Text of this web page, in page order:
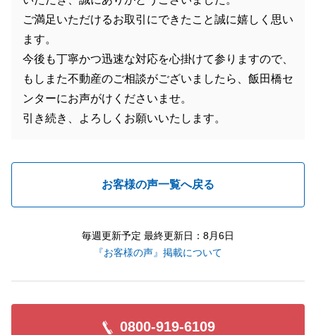
ご満足いただけるお取引にできたこと誠に嬉しく思い
ます。
今後も丁寧かつ迅速な対応を心掛けて参りますので、
もしまた不動産のご相談がございましたら、飯田橋セ
ンターにお声がけくださいませ。
引き続き、よろしくお願いいたします。
お客様の声一覧へ戻る
毎週更新予定 最終更新日：8月6日
『お客様の声』掲載について
0800-919-6109